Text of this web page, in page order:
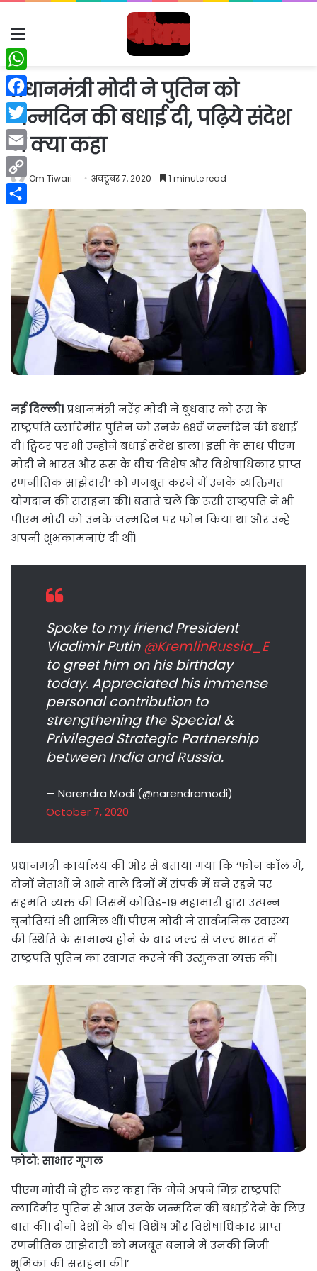
Menu
प्रधानमंत्री मोदी ने पुतिन को
जन्मदिन की बधाई दी, पढ़िये संदेश
में क्या कहा
Om Tiwari अक्टूबर 7, 2020 1 minute read
नई दिल्ली।प्रधानमंत्री नरेंद्र मोदी ने बुधवार को रूस के
राष्ट्रपति व्लादिमीर पुतिन को उनके 68वें जन्मदिन की बधाई
दी। ट्विटर पर भी उन्होंने बधाई संदेश डाला। इसी के साथ पीएम
मोदी ने भारत और रूस के बीच ‘विशेष और विशेषाधिकार प्राप्त
रणनीतिक साझेदारी’ को मजबूत करने में उनके व्यक्तिगत
योगदान की सराहना की। बताते चलें कि रूसी राष्ट्रपति ने भी
पीएम मोदी को उनके जन्मदिन पर फोन किया था और उन्हें
अपनी शुभकामनाएं दी थीं।
Spoke to my friend President
Vladimir Putin@KremlinRussia_E
to greet him on his birthday
today. Appreciated his immense
personal contribution to
strengthening the Special &
Privileged Strategic Partnership
between India and Russia.
— Narendra Modi (@narendramodi)
October 7, 2020
प्रधानमंत्री कार्यालय की ओर से बताया गया कि ‘फोन कॉल में,
दोनों नेताओं ने आने वाले दिनों में संपर्क में बने रहने पर
सहमति व्यक्त की जिसमें कोविड-19 महामारी द्वारा उत्पन्न
चुनौतियां भी शामिल थीं। पीएम मोदी ने सार्वजनिक स्वास्थ्य
की स्थिति के सामान्य होने के बाद जल्द से जल्द भारत में
राष्ट्रपति पुतिन का स्वागत करने की उत्सुकता व्यक्त की।
फोटो: साभार गूगल
पीएम मोदी ने ट्वीट कर कहा कि ‘मैंने अपने मित्र राष्ट्रपति
व्लादिमीर पुतिन से आज उनके जन्मदिन की बधाई देने के लिए
बात की। दोनों देशों के बीच विशेष और विशेषाधिकार प्राप्त
रणनीतिक साझेदारी को मजबूत बनाने में उनकी निजी
भूमिका की सराहना की।’
WhatsApp
Facebook
Twitter
Email
Copy
Link
Share